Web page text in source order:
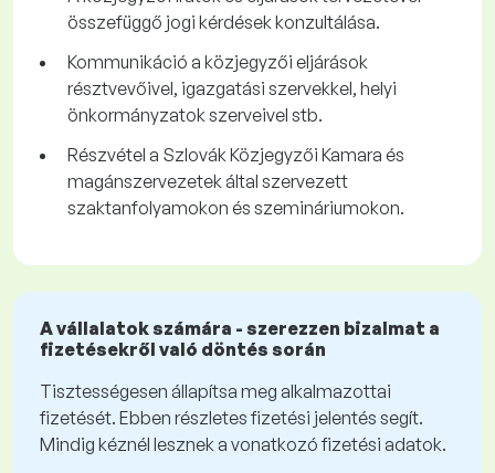
összefüggő jogi kérdések konzultálása.
Kommunikáció a közjegyzői eljárások
résztvevőivel, igazgatási szervekkel, helyi
önkormányzatok szerveivel stb.
Részvétel a Szlovák Közjegyzői Kamara és
magánszervezetek által szervezett
szaktanfolyamokon és szemináriumokon.
A vállalatok számára - szerezzen bizalmat a
fizetésekről való döntés során
Tisztességesen állapítsa meg alkalmazottai
fizetését. Ebben részletes fizetési jelentés segít.
Mindig kéznél lesznek a vonatkozó fizetési adatok.